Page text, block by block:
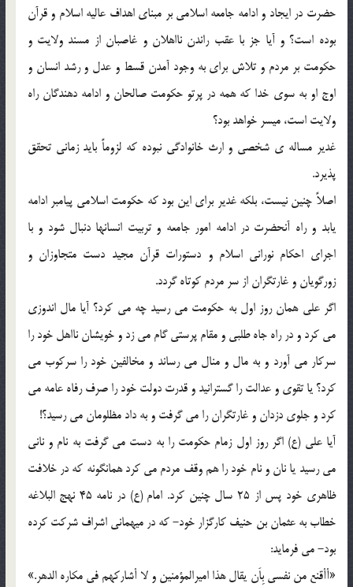
حضرت در ايجاد و ادامه جامعه اسلامي بر مبناي اهداف عاليه اسلام و قرآن
بوده است؟ و آيا جز با عقب راندن نااهلان و غاصبان از مسند ولايت و
حكومت بر مردم و تلاش براي به وجود آمدن قسط و عدل و رشد انسان و
اوج او به سوي خدا كه همه در پرتو حكومت صالحان و ادامه دهندگان راه
ولايت است، ميسر خواهد بود؟
غدير مساله ي شخصي و ارث خانوادگي نبوده كه لزوماً بايد زماني تحقق
پذيرد.
اصلاً چنين نيست، بلكه غدير براي اين بود كه حكومت اسلامي پيامبر ادامه
يابد و راه آنحضرت در ادامه امور جامعه و تربيت انسانها دنبال شود و با
اجراي احكام نوراني اسلام و دستورات قرآن مجيد دست متجاوزان و
زورگويان و غارتگران از سر مردم كوتاه گردد.
اگر علي همان روز اول به حكومت مي رسيد چه مي كرد؟ آيا مال اندوزي
مي كرد و در راه جاه طلبي و مقام پرستي گام مي زد و خويشان نااهل خود را
سركار مي آورد و به مال و منال مي رساند و مخالفين خود را سركوب مي
كرد؟ يا تقوي و عدالت را گسترانيد و قدرت دولت خود را صرف رفاه عامه مي
كرد و جلوي دزدان و غارتگران را مي گرفت و به داد مظلومان مي رسيد؟!
آيا علي (ع) اگر روز اول زمام حكومت را به دست مي گرفت به نام و ناني
مي رسيد يا نان و نام خود را هم وقف مردم مي كرد همانگونه كه در خلافت
ظاهري خود پس از 25 سال چنين كرد. امام (ع) در نامه 45 نهج البلاغه
خطاب به عثمان بن حنيف كارگزار خود- كه در ميهماني اشراف شركت كرده
بود- مي فرمايد:
«أأقنع من نفسي بِاَن يقال هذا اميرالمؤمنين و لا أشاركهم في مكاره الدهر.»